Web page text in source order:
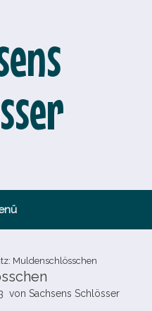
Muldenschlösschen
von Sachsens Schlösser